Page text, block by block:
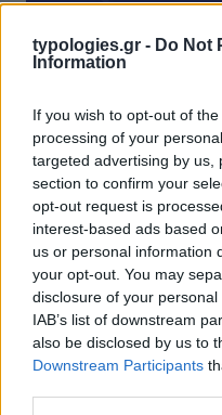
typologies.gr - Do Not
Information
If you wish to opt-out of
processing of your
targeted advertising by us,
section to confirm your
opt-out request is
interest-based ads based
us or personal information
your opt-out. You may
disclosure of your
IAB’s list of downstream
also be disclosed by us to
Downstream Participants
ΔΕΛΤΙΟ ΤΥΠΟΥ Το UEFA
διήμερο 9-10/12 με όλα
μεταδίδονται στην
μακρινό Καζακστάν για να
(σήμερα Τρίτη 9/12, 17:30,
να πάρει την πρώτη …